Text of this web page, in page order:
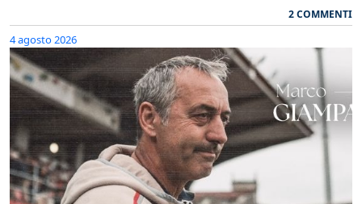
2 COMMENTI
4 agosto 2026